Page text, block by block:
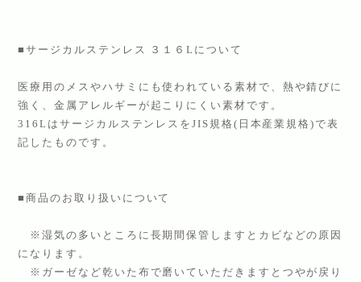
■サージカルステンレス ３１６Lについて
医療用のメスやハサミにも使われている素材で、熱や錆びに
強く、金属アレルギーが起こりにくい素材です。
316LはサージカルステンレスをJIS規格(日本産業規格)で表
記したものです。
■商品のお取り扱いについて
※湿気の多いところに長期間保管しますとカビなどの原因
になります。
※ガーゼなど乾いた布で磨いていただきますとつやが戻り